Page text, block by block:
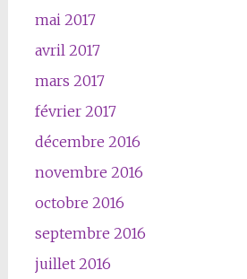
mai 2017
avril 2017
mars 2017
février 2017
décembre 2016
novembre 2016
octobre 2016
septembre 2016
juillet 2016